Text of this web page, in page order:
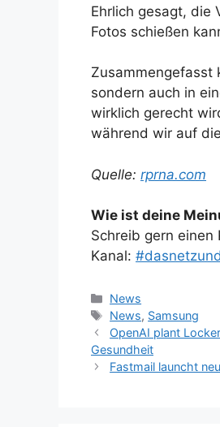
Ehrlich gesagt, die
Fotos schießen
Zusammengefasst
sondern auch in
wirklich gerecht
während wir auf
Quelle: rprna.com
Wie ist deine
Schreib gern
Kanal:
Kategorien
News
Schlagwörter
News, Samsung
OpenAI plant
Gesundheit
Fastmail launcht